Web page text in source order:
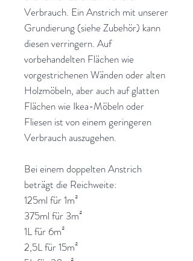
Verbrauch. Ein Anstrich mit unserer
Grundierung (siehe Zubehör) kann
diesen verringern. Auf
vorbehandelten Flächen wie
vorgestrichenen Wänden oder alten
Holzmöbeln, aber auch auf glatten
Flächen wie Ikea-Möbeln oder
Fliesen ist von einem geringeren
Verbrauch auszugehen.
Bei einem doppelten Anstrich
beträgt die Reichweite:
125ml für 1m²
375ml für 3m²
1L für 6m²
2,5L für 15m²